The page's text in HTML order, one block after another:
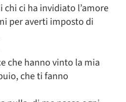
chi ci ha invidiato l’amore
per averti imposto di
che hanno vinto la mia
che ti fanno